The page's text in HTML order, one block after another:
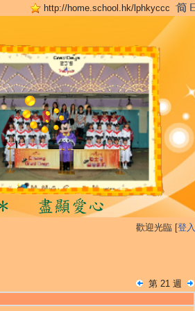
http://home.school.hk/lphkyccc
歡迎光臨 [登入
第 21 週